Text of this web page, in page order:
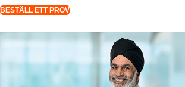
BESTÄLL ETT PROV